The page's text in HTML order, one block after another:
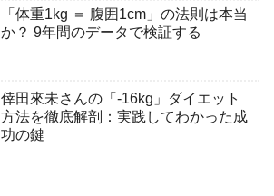
「体重1kg ＝ 腹囲1cm」の法則は本当
か？ 9年間のデータで検証する
倖田來未さんの「-16kg」ダイエット
方法を徹底解剖：実践してわかった成
功の鍵